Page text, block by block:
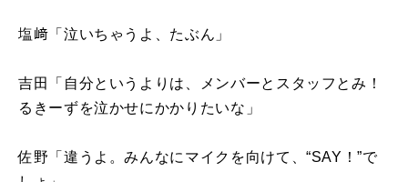
塩﨑「泣いちゃうよ、たぶん」
吉田「自分というよりは、メンバーとスタッフとみ！
るきーずを泣かせにかかりたいな」
佐野「違うよ。みんなにマイクを向けて、“SAY！”で